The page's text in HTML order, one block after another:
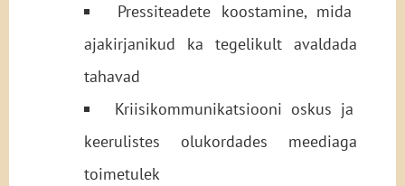
Pressiteadete koostamine, mida
ajakirjanikud ka tegelikult avaldada
tahavad
Kriisikommunikatsiooni oskus ja
keerulistes olukordades meediaga
toimetulek